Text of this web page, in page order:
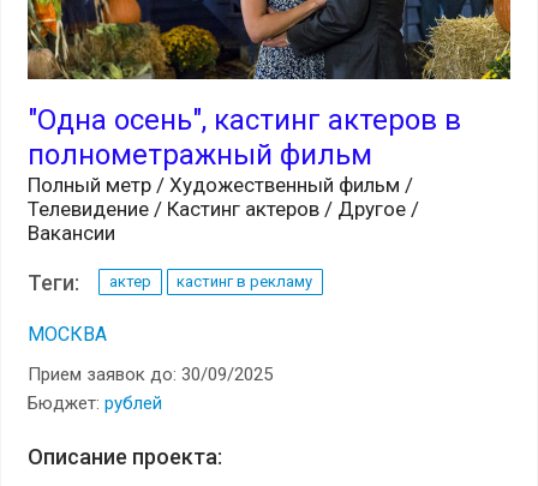
"Одна осень", кастинг актеров в
полнометражный фильм
Полный метр / Художественный фильм /
Телевидение / Кастинг актеров / Другое /
Вакансии
Теги: актер кастинг в рекламу
МОСКВА
Прием заявок до: 30/09/2025
Бюджет: рублей
Описание проекта: